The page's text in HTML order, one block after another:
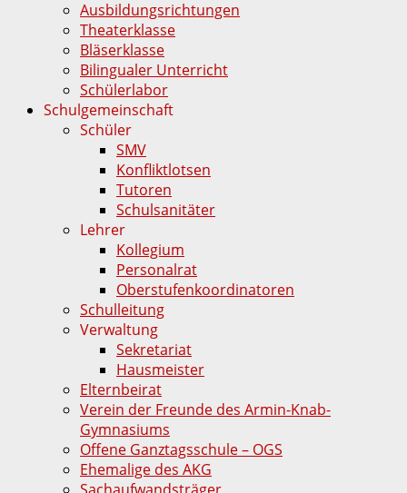
Ausbildungsrichtungen
Theaterklasse
Bläserklasse
Bilingualer Unterricht
Schülerlabor
Schulgemeinschaft
Schüler
SMV
Konfliktlotsen
Tutoren
Schulsanitäter
Lehrer
Kollegium
Personalrat
Oberstufenkoordinatoren
Schulleitung
Verwaltung
Sekretariat
Hausmeister
Elternbeirat
Verein der Freunde des Armin-Knab-
Gymnasiums
Offene Ganztagsschule – OGS
Ehemalige des AKG